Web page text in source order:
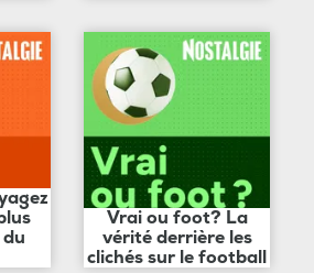
Vrai ou foot? La
vérité derrière les
clichés sur le football